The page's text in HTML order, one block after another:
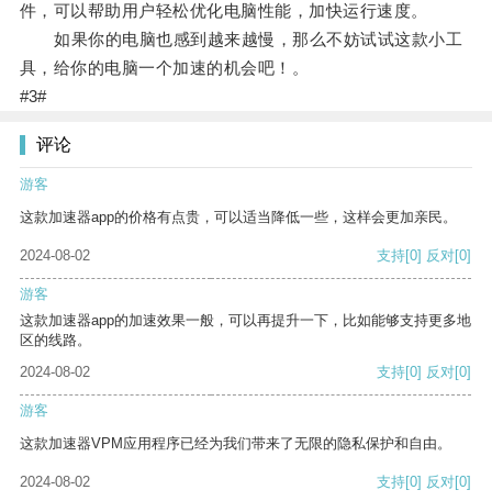
件，可以帮助用户轻松优化电脑性能，加快运行速度。
如果你的电脑也感到越来越慢，那么不妨试试这款小工
具，给你的电脑一个加速的机会吧！。
#3#
评论
游客
这款加速器app的价格有点贵，可以适当降低一些，这样会更加亲民。
2024-08-02 支持[0] 反对[0]
游客
这款加速器app的加速效果一般，可以再提升一下，比如能够支持更多地
区的线路。
2024-08-02
支持[0] 反对[0]
游客
这款加速器VPM应用程序已经为我们带来了无限的隐私保护和自由。
2024-08-02 支持[0] 反对[0]